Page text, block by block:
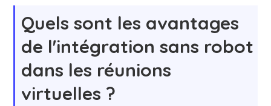
Quels sont les avantages
de l'intégration sans robot
dans les réunions
virtuelles ?